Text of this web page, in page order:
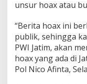
y
h
J
a
t
i
m
unsur hoax atau
“Berita hoax ini
publik, sehingga
PWI Jatim, akan
hoax yang ada di
Pol Nico Afinta,